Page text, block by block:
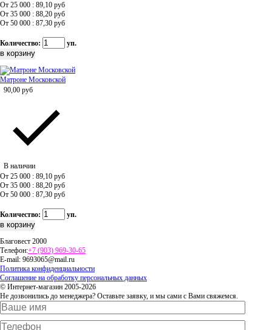
От 25 000 : 89,10 руб
От 35 000 : 88,20 руб
От 50 000 : 87,30 руб
Количество: уп.
Матроне Московской
90,00 руб
В наличии
От 25 000 : 89,10 руб
От 35 000 : 88,20 руб
От 50 000 : 87,30 руб
Количество: уп.
Благовест 2000
Телефон:+7 (903) 969-30-65
E-mail: 9693065@mail.ru
Политика конфиденциальности
Соглашение на обработку персональных данных
© Интернет-магазин 2005-2026
Не дозвонились до менеджера? Оставьте заявку, и мы сами с Вами свяжемся.